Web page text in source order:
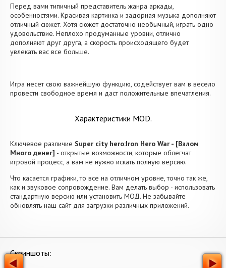
Перед вами типичный представитель жанра аркады,
особенностями. Красивая картинка и задорная музыка дополняют
отличный сюжет. Хотя сюжет достаточно необычный, играть одно
удовольствие. Неплохо продуманные уровни, отлично
дополняют друг друга, а скорость происходящего будет
увлекать вас все больше.
Игра несет свою важнейшую функцию, содействует вам в весело
провести свободное время и даст положительные впечатления.
Характеристики MOD.
Ключевое различие Super city hero:Iron Hero War - [Взлом
Много денег] - открытые возможности, которые облегчат
игровой процесс, а вам не нужно искать полную версию.
Что касается графики, то все на отличном уровне, точно так же,
как и звуковое сопровождение. Вам делать выбор - использовать
стандартную версию или установить МОД. Не забывайте
обновлять наш сайт для загрузки различных приложений.
Скриншоты: